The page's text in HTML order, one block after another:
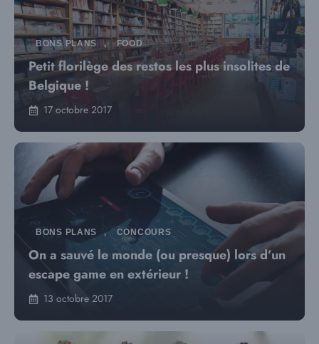
BONS PLANS , FOOD
Petit florilège des restos les plus insolites de
Belgique !
17 octobre 2017
BONS PLANS , CONCOURS
On a sauvé le monde (ou presque) lors d’un
escape game en extérieur !
13 octobre 2017